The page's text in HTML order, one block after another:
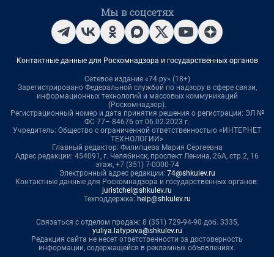
Мы в соцсетях
Контактные данные для Роскомнадзора и государственных органов
Сетевое издание «74.ру» (18+)
Зарегистрировано Федеральной службой по надзору в сфере связи,
информационных технологий и массовых коммуникаций
(Роскомнадзор).
Регистрационный номер и дата принятия решения о регистрации: ЭЛ №
ФС 77– 84676 от 06.02.2023 г.
Учредитель: Общество с ограниченной ответственностью «ИНТЕРНЕТ
ТЕХНОЛОГИИ»
Главный редактор: Филипцева Мария Сергеевна
Адрес редакции: 454091, г. Челябинск, проспект Ленина, 26А, стр.2, 16
этаж, +7 (351) 7-0000-74
Электронный адрес редакции: 74@shkulev.ru
Контактные данные для Роскомнадзора и государственных органов:
juristchel@shkulev.ru
Техподдержка: help@shkulev.ru
Связаться с отделом продаж: 8 (351) 729-94-90 доб. 3335,
yuliya.latypova@shkulev.ru
Редакция сайта не несет ответственности за достоверность
информации, содержащейся в рекламных объявлениях.